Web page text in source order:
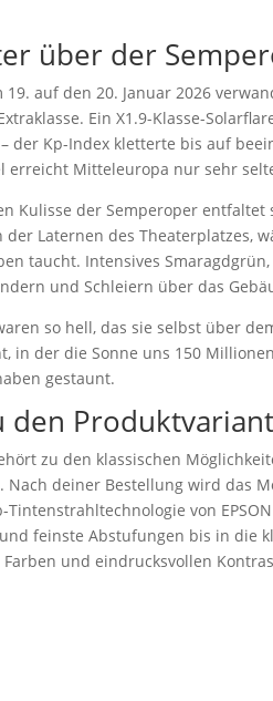
über der
19. auf den 20. Januar 2026
Ein X1.9-Klasse-
der Kp-Index kletterte bis auf
erreicht Mitteleuropa nur sehr
Kulisse der Semperoper
der Laternen des
taucht. Intensives
und Schleiern über das
so hell, das sie selbst über
in der die Sonne uns 150
gestaunt.
den
zu den klassischen
Nach deiner Bestellung wird das
Tintenstrahltechnologie von
feinste Abstufungen bis in die
und eindrucksvollen